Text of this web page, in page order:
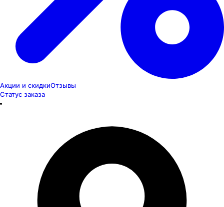
Акции и скидкиОтзывы
Статус заказа